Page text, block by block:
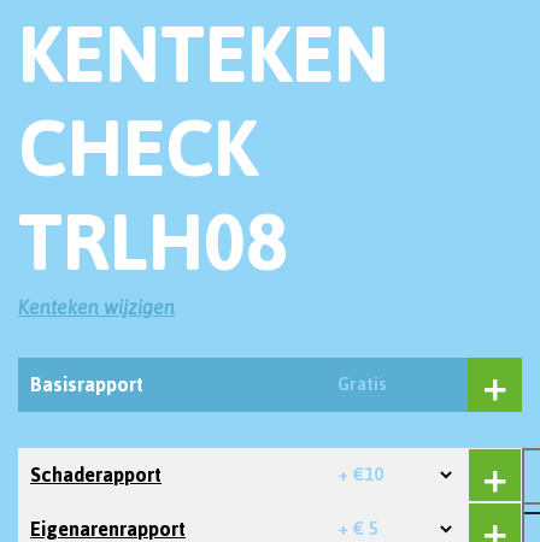
KENTEKEN
CHECK
TRLH08
Kenteken wijzigen
Basisrapport Gratis
Schaderapport + €10
Eigenarenrapport + € 5